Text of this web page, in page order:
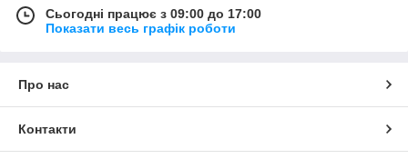
Сьогодні працює з 09:00 до 17:00
Показати весь графік роботи
Про нас
Контакти